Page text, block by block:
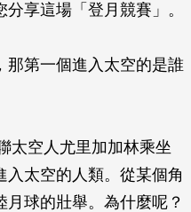
享這場「登月競賽」。
那第一個進入太空的是誰
太空人尤里加加林乘坐
太空的人類。從某個角
球的壯舉。為什麼呢？